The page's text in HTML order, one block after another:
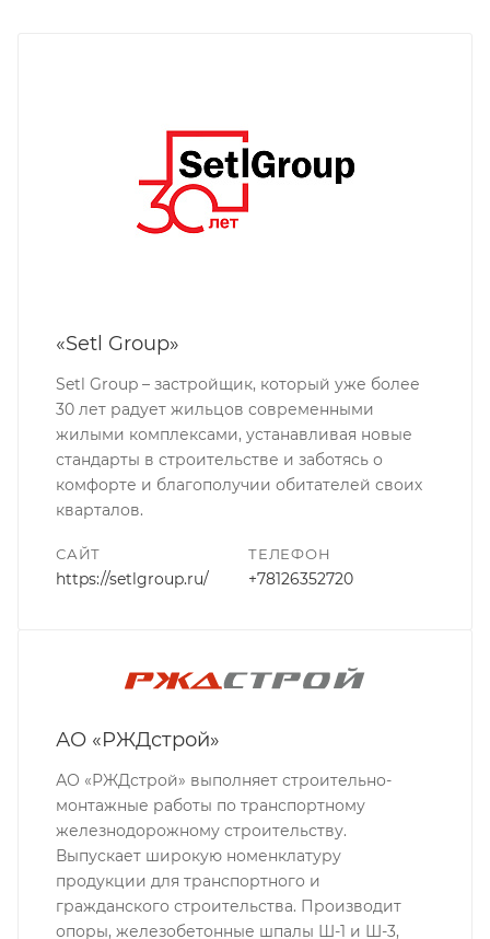
«Setl Group»
Setl Group – застройщик, который уже более
30 лет радует жильцов современными
жилыми комплексами, устанавливая новые
стандарты в строительстве и заботясь о
комфорте и благополучии обитателей своих
кварталов.
САЙТ
https://setlgroup.ru/
ТЕЛЕФОН
+78126352720
АО «РЖДстрой»
АО «РЖДстрой» выполняет строительно-
монтажные работы по транспортному
железнодорожному строительству.
Выпускает широкую номенклатуру
продукции для транспортного и
гражданского строительства. Производит
опоры, железобетонные шпалы Ш-1 и Ш-3,